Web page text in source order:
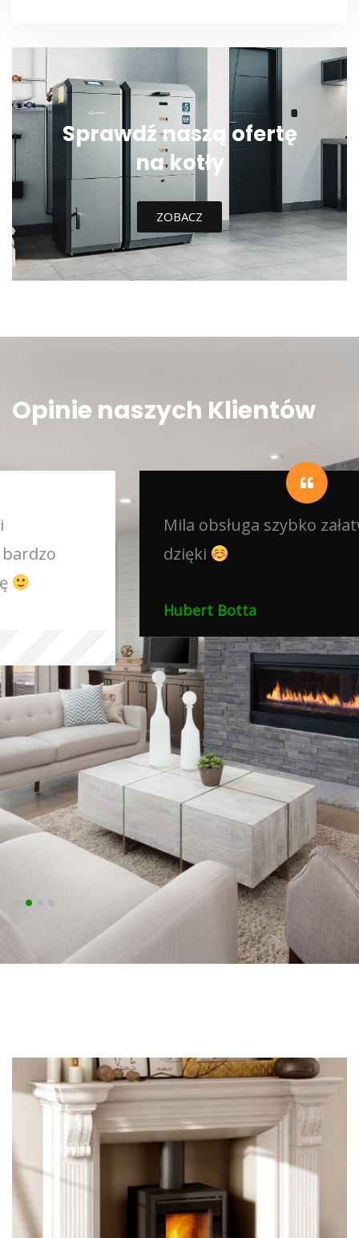
Sprawdź naszą ofertę
na kotły
ZOBACZ
Opinie naszych Klientów
Mila obsługa szybko załatwił sprawę
dzięki